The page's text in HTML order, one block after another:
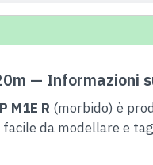
— Informazioni
M1E R (morbido) è
da modellare e